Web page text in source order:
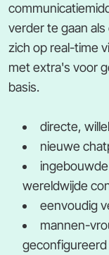
verder te gaan
zich op real-time
met extra's voor
basis.
directe,
nieuwe
wereldwijde
eenvoudig
mannen-